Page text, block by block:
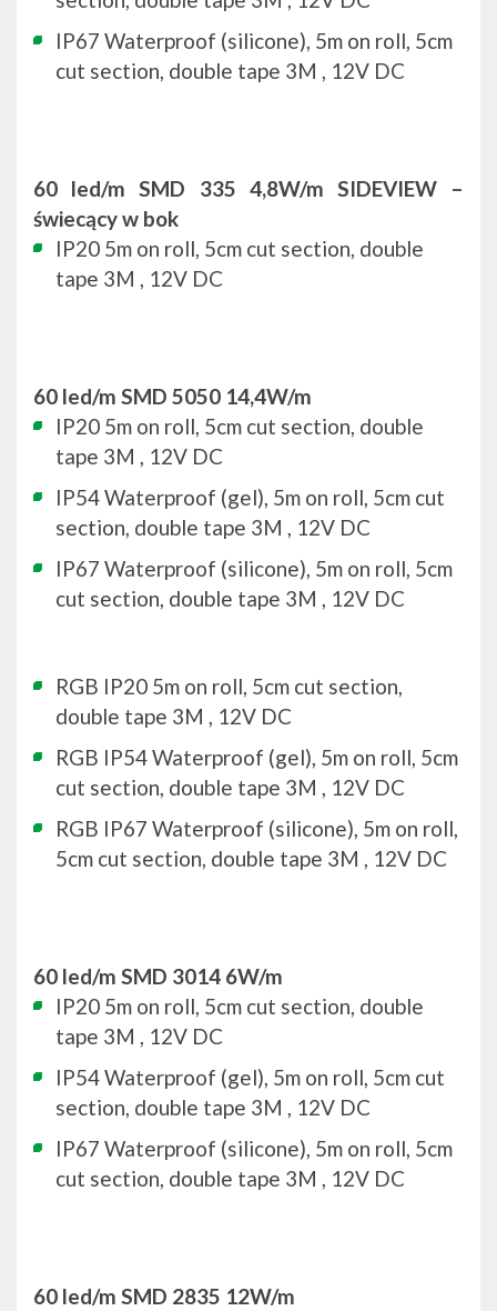
IP67 Waterproof (silicone), 5m on roll, 5cm
cut section, double tape 3M , 12V DC
60 led/m SMD 335 4,8W/m SIDEVIEW –
świecący w bok
IP20 5m on roll, 5cm cut section, double
tape 3M , 12V DC
60 led/m SMD 5050 14,4W/m
IP20 5m on roll, 5cm cut section, double
tape 3M , 12V DC
IP54 Waterproof (gel), 5m on roll, 5cm cut
section, double tape 3M , 12V DC
IP67 Waterproof (silicone), 5m on roll, 5cm
cut section, double tape 3M , 12V DC
RGB IP20 5m on roll, 5cm cut section,
double tape 3M , 12V DC
RGB IP54 Waterproof (gel), 5m on roll, 5cm
cut section, double tape 3M , 12V DC
RGB IP67 Waterproof (silicone), 5m on roll,
5cm cut section, double tape 3M , 12V DC
60 led/m SMD 3014 6W/m
IP20 5m on roll, 5cm cut section, double
tape 3M , 12V DC
IP54 Waterproof (gel), 5m on roll, 5cm cut
section, double tape 3M , 12V DC
IP67 Waterproof (silicone), 5m on roll, 5cm
cut section, double tape 3M , 12V DC
60 led/m SMD 2835 12W/m